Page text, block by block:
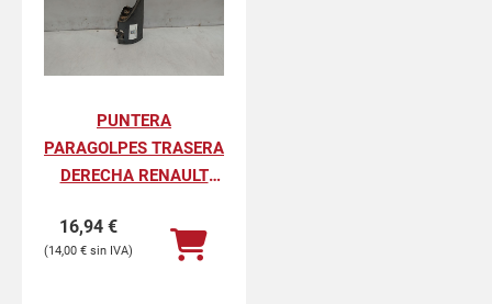
PUNTERA
PARAGOLPES TRASERA
DERECHA RENAULT
PROFESIONAL
16,94 €
14,00 €